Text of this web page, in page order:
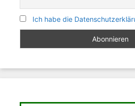
Ich habe die